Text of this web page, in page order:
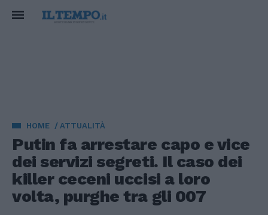
HOME ATTUALITÀ
Putin fa arrestare capo e vice
dei servizi segreti. Il caso dei
killer ceceni uccisi a loro
volta, purghe tra gli 007